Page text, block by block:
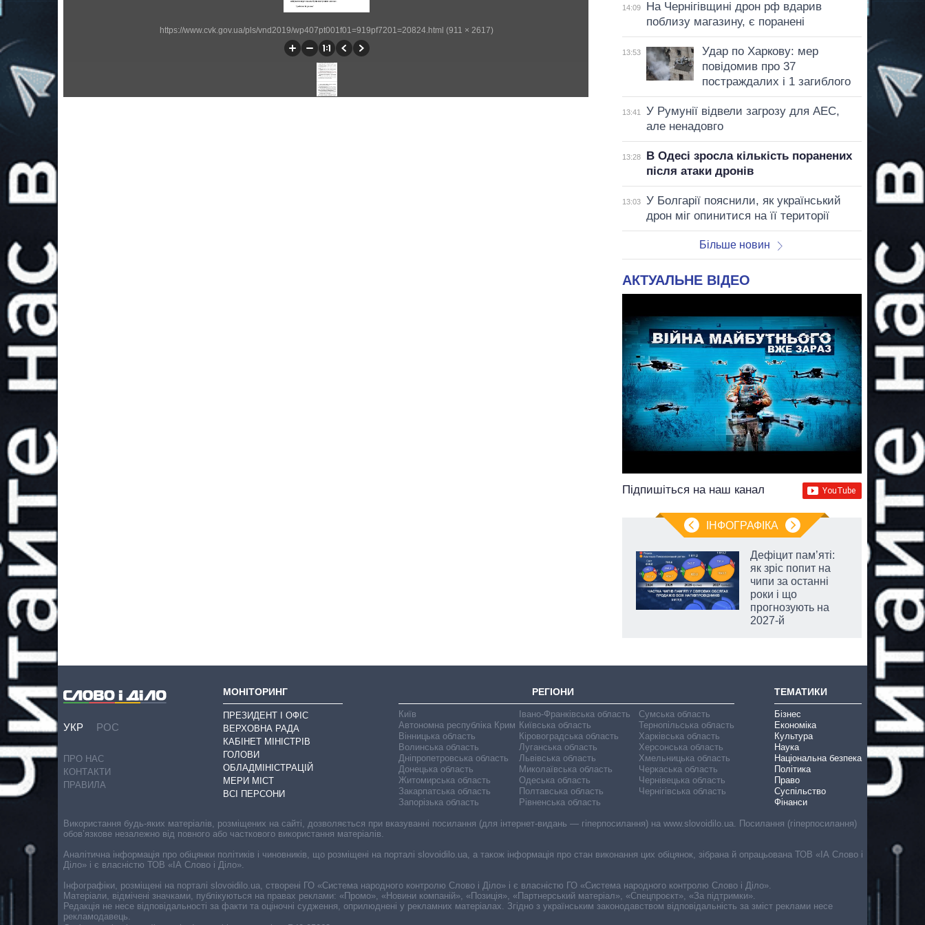
https://www.cvk.gov.ua/pls/vnd2019/wp407pt001f01=919pf7201=20824.html (911 × 2617)
14:09
На Чернігівщині дрон рф вдарив
поблизу магазину, є поранені
13:53
Удар по Харкову: мер
повідомив про 37
постраждалих і 1 загиблого
13:41
У Румунії відвели загрозу для АЕС,
але ненадовго
13:28
В Одесі зросла кількість поранених
після атаки дронів
13:03
У Болгарії пояснили, як український
дрон міг опинитися на її території
Більше новин
АКТУАЛЬНЕ ВІДЕО
Підпишіться на наш канал
ІНФОГРАФІКА
Дефіцит пам’яті:
як зріс попит на
чипи за останні
роки і що
прогнозують на
2027-й
УКР РОС
ПРО НАС
КОНТАКТИ
ПРАВИЛА
МОНІТОРИНГ
ПРЕЗИДЕНТ І ОФІС
ВЕРХОВНА РАДА
КАБІНЕТ МІНІСТРІВ
ГОЛОВИ
ОБЛАДМІНІСТРАЦІЙ
МЕРИ МІСТ
ВСІ ПЕРСОНИ
РЕГІОНИ
Київ
Автономна республіка Крим
Вінницька область
Волинська область
Дніпропетровська область
Донецька область
Житомирська область
Закарпатська область
Запорізька область
Івано-Франківська область
Київська область
Кіровоградська область
Луганська область
Львівська область
Миколаївська область
Одеська область
Полтавська область
Рівненська область
Сумська область
Тернопільська область
Харківська область
Херсонська область
Хмельницька область
Черкаська область
Чернівецька область
Чернігівська область
ТЕМАТИКИ
Бізнес
Економіка
Культура
Наука
Національна безпека
Політика
Право
Суспільство
Фінанси
Використання будь-яких матеріалів, розміщених на сайті, дозволяється при вказуванні посилання (для інтернет-видань — гіперпосилання) на www.slovoidilo.ua. Посилання (гіперпосилання)
обов’язкове незалежно від повного або часткового використання матеріалів.
Аналітична інформація про обіцянки політиків і чиновників, що розміщені на порталі slovoidilo.ua, а також інформація про стан виконання цих обіцянок, зібрана й опрацьована ТОВ «ІА Слово і
Діло» і є власністю ТОВ «ІА Слово і Діло».
Інфографіки, розміщені на порталі slovoidilo.ua, створені ГО «Система народного контролю Слово і Діло» і є власністю ГО «Система народного контролю Слово і Діло».
Матеріали, відмічені значками, публікуються на правах реклами: «Промо», «Новини компаній», «Позиція», «Партнерський матеріал», «Спецпроєкт», «За підтримки».
Редакція не несе відповідальності за факти та оціночні судження, оприлюднені у рекламних матеріалах. Згідно з українським законодавством відповідальність за зміст реклами несе
рекламодавець.